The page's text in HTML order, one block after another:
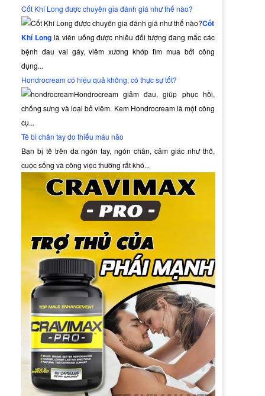
Cốt Khí Long được chuyên gia đánh giá như thế nào?
Cốt
Khí Longlà viên uống được nhiều đối tượng đang mắc các
bệnh đau vai gáy, viêm xương khớp tìm mua bởi công
dụng...
Hondrocream có hiệu quả không, có thực sự tốt?
Hondrocream giảm đau, giúp phục hồi,
chống sưng và loại bỏ viêm. Kem Hondrocream là một công
cụ...
Tê bì chân tay do thiếu máu não
Bạn bị tê trên da ngón tay, ngón chân, cảm giác như thô,
cuộc sống và công việc thường rất khó...